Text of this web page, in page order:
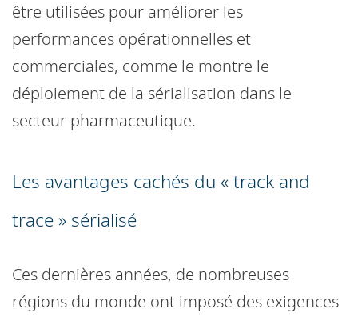
être utilisées pour améliorer les
performances opérationnelles et
commerciales, comme le montre le
déploiement de la sérialisation dans le
secteur pharmaceutique.
Les avantages cachés du « track and
trace » sérialisé
Ces dernières années, de nombreuses
régions du monde ont imposé des exigences